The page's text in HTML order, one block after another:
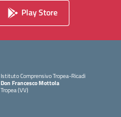
Play Store
Istituto Comprensivo Tropea-Ricadi
Don Francesco Mottola
Tropea (VV)
— Visita la pagina iniziale della scuola